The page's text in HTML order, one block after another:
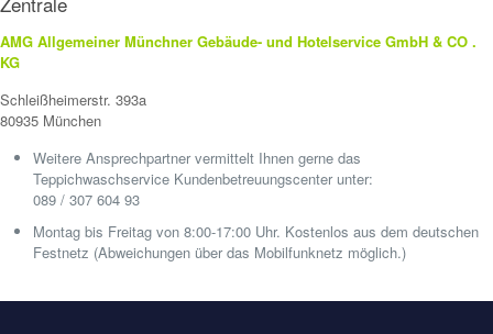
AMG Allgemeiner Münchner Gebäude- und Hotelservice GmbH & CO .
KG
Schleißheimerstr. 393a
80935 München
Weitere Ansprechpartner vermittelt Ihnen gerne das
Teppichwaschservice Kundenbetreuungscenter unter:
089 / 307 604 93
Montag bis Freitag von 8:00-17:00 Uhr. Kostenlos aus dem deutschen
Festnetz (Abweichungen über das Mobilfunknetz möglich.)